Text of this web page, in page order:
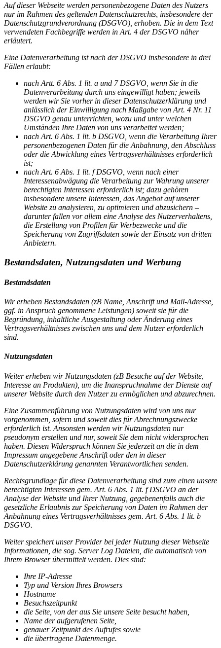
Auf dieser Webseite werden personenbezogene Daten des Nutzers
nur im Rahmen des geltenden Datenschutzrechts, insbesondere der
Datenschutzgrundverordnung (DSGVO), erhoben. Die in dem Text
verwendeten Fachbegriffe werden in Art. 4 der DSGVO näher
erläutert.
Eine Datenverarbeitung ist nach der DSGVO insbesondere in drei
Fällen erlaubt:
nach Artt. 6 Abs. 1 lit. a und 7 DSGVO, wenn Sie in die
Datenverarbeitung durch uns eingewilligt haben; jeweils
werden wir Sie vorher in dieser Datenschutzerklärung und
anlässlich der Einwilligung nach Maßgabe von Art. 4 Nr. 11
DSGVO genau unterrichten, wozu und unter welchen
Umständen Ihre Daten von uns verarbeitet werden;
nach Art. 6 Abs. 1 lit. b DSGVO, wenn die Verarbeitung Ihrer
personenbezogenen Daten für die Anbahnung, den Abschluss
oder die Abwicklung eines Vertragsverhältnisses erforderlich
ist;
nach Art. 6 Abs. 1 lit. f DSGVO, wenn nach einer
Interessenabwägung die Verarbeitung zur Wahrung unserer
berechtigten Interessen erforderlich ist; dazu gehören
insbesondere unsere Interessen, das Angebot auf unserer
Website zu analysieren, zu optimieren und abzusichern –
darunter fallen vor allem eine Analyse des Nutzerverhaltens,
die Erstellung von Profilen für Werbezwecke und die
Speicherung von Zugriffsdaten sowie der Einsatz von dritten
Anbietern.
Bestandsdaten, Nutzungsdaten und Werbung
Bestandsdaten
Wir erheben Bestandsdaten (zB Name, Anschrift und Mail-Adresse,
ggf. in Anspruch genommene Leistungen) soweit sie für die
Begründung, inhaltliche Ausgestaltung oder Änderung eines
Vertragsverhältnisses zwischen uns und dem Nutzer erforderlich
sind.
Nutzungsdaten
Weiter erheben wir Nutzungsdaten (zB Besuche auf der Website,
Interesse an Produkten), um die Inanspruchnahme der Dienste auf
unserer Website durch den Nutzer zu ermöglichen und abzurechnen.
Eine Zusammenführung von Nutzungsdaten wird von uns nur
vorgenommen, sofern und soweit dies für Abrechnungszwecke
erforderlich ist. Ansonsten werden wir Nutzungsdaten nur
pseudonym erstellen und nur, soweit Sie dem nicht widersprochen
haben. Diesen Widerspruch können Sie jederzeit an die in dem
Impressum angegebene Anschrift oder den in dieser
Datenschutzerklärung genannten Verantwortlichen senden.
Rechtsgrundlage für diese Datenverarbeitung sind zum einen unsere
berechtigten Interessen gem. Art. 6 Abs. 1 lit. f DSGVO an der
Analyse der Website und Ihrer Nutzung, gegebenenfalls auch die
gesetzliche Erlaubnis zur Speicherung von Daten im Rahmen der
Anbahnung eines Vertragsverhältnisses gem. Art. 6 Abs. 1 lit. b
DSGVO.
Weiter speichert unser Provider bei jeder Nutzung dieser Webseite
Informationen, die sog. Server Log Dateien, die automatisch von
Ihrem Browser übermittelt werden. Dies sind:
Ihre IP-Adresse
Typ und Version Ihres Browsers
Hostname
Besuchszeitpunkt
die Seite, von der aus Sie unsere Seite besucht haben,
Name der aufgerufenen Seite,
genauer Zeitpunkt des Aufrufes sowie
die übertragene Datenmenge.